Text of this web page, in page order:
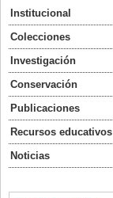
Institucional
Colecciones
Investigación
Conservación
Publicaciones
Recursos educativos
Noticias